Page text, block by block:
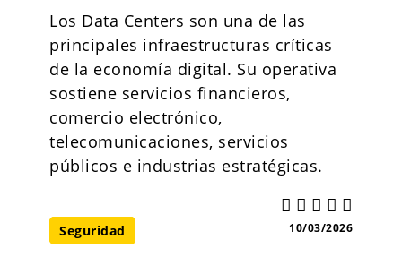
Los Data Centers son una de las
principales infraestructuras críticas
de la economía digital. Su operativa
sostiene servicios financieros,
comercio electrónico,
telecomunicaciones, servicios
públicos e industrias estratégicas.
Seguridad 10/03/2026